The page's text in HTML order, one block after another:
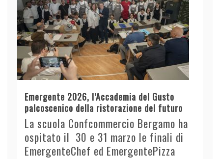
Emergente 2026, l’Accademia del Gusto
palcoscenico della ristorazione del futuro
La scuola Confcommercio Bergamo ha
ospitato il 30 e 31 marzo le finali di
EmergenteChef ed EmergentePizza